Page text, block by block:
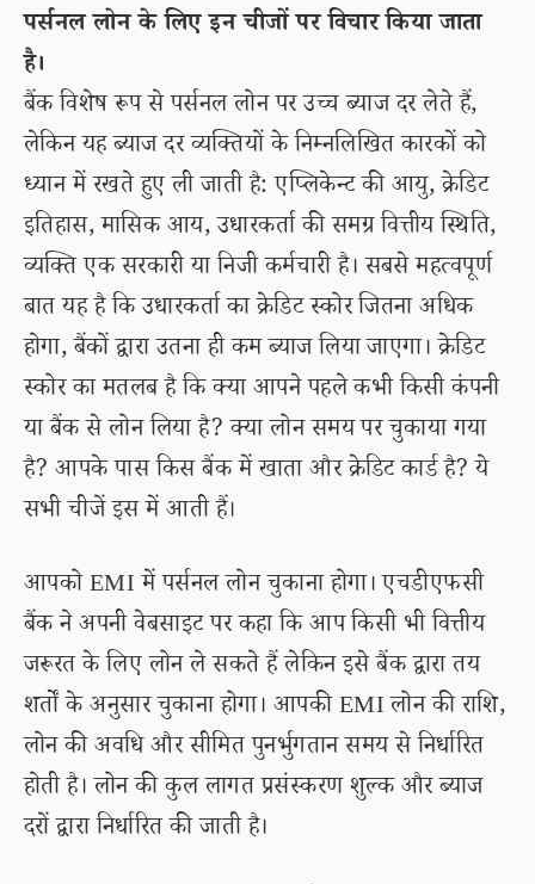
पर्सनल लोन के लिए इन चीजों पर विचार किया जाता
है।
बैंक विशेष रूप से पर्सनल लोन पर उच्च ब्याज दर लेते हैं,
लेकिन यह ब्याज दर व्यक्तियों के निम्नलिखित कारकों को
ध्यान में रखते हुए ली जाती है: एप्लिकेन्ट की आयु, क्रेडिट
इतिहास, मासिक आय, उधारकर्ता की समग्र वित्तीय स्थिति,
व्यक्ति एक सरकारी या निजी कर्मचारी है। सबसे महत्वपूर्ण
बात यह है कि उधारकर्ता का क्रेडिट स्कोर जितना अधिक
होगा, बैंकों द्वारा उतना ही कम ब्याज लिया जाएगा। क्रेडिट
स्कोर का मतलब है कि क्या आपने पहले कभी किसी कंपनी
या बैंक से लोन लिया है? क्या लोन समय पर चुकाया गया
है? आपके पास किस बैंक में खाता और क्रेडिट कार्ड है? ये
सभी चीजें इस में आती हैं।
आपको EMI में पर्सनल लोन चुकाना होगा। एचडीएफसी
बैंक ने अपनी वेबसाइट पर कहा कि आप किसी भी वित्तीय
जरूरत के लिए लोन ले सकते हैं लेकिन इसे बैंक द्वारा तय
शर्तों के अनुसार चुकाना होगा। आपकी EMI लोन की राशि,
लोन की अवधि और सीमित पुनर्भुगतान समय से निर्धारित
होती है। लोन की कुल लागत प्रसंस्करण शुल्क और ब्याज
दरों द्वारा निर्धारित की जाती है।